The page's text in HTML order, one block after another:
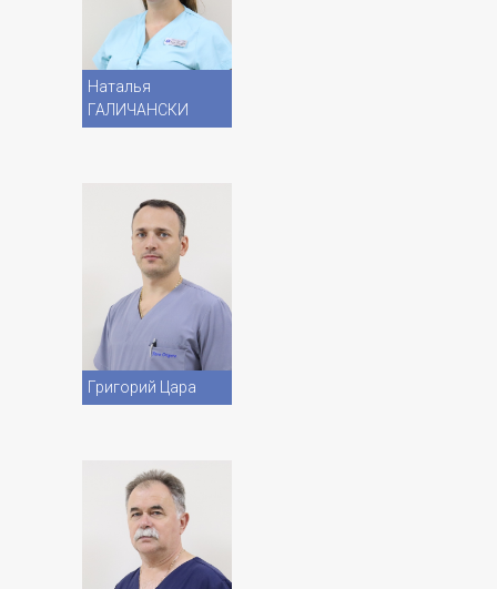
Наталья
ГАЛИЧАНСКИ
Григорий Цара
Vezi CV